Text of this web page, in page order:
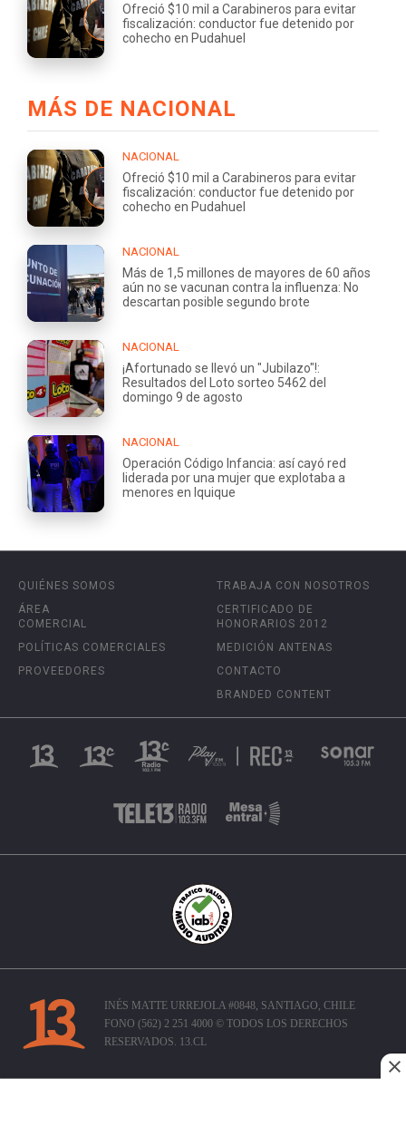
Ofreció $10 mil a Carabineros para evitar
fiscalización: conductor fue detenido por
cohecho en Pudahuel
MÁS DE NACIONAL
NACIONAL
Ofreció $10 mil a Carabineros para evitar
fiscalización: conductor fue detenido por
cohecho en Pudahuel
NACIONAL
Más de 1,5 millones de mayores de 60 años
aún no se vacunan contra la influenza: No
descartan posible segundo brote
NACIONAL
¡Afortunado se llevó un "Jubilazo"!:
Resultados del Loto sorteo 5462 del
domingo 9 de agosto
NACIONAL
Operación Código Infancia: así cayó red
liderada por una mujer que explotaba a
menores en Iquique
QUIÉNES SOMOS
ÁREA
COMERCIAL
POLÍTICAS COMERCIALES
PROVEEDORES
TRABAJA CON NOSOTROS
CERTIFICADO DE
HONORARIOS 2012
MEDICIÓN ANTENAS
CONTACTO
BRANDED CONTENT
INÉS MATTE URREJOLA #0848, SANTIAGO, CHILE
FONO (562) 2 251 4000 © TODOS LOS DERECHOS
RESERVADOS. 13.CL